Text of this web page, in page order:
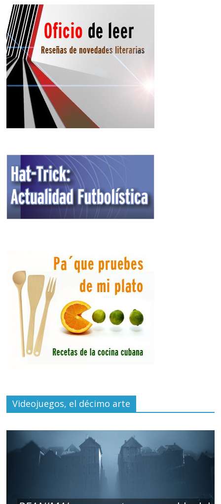
Videojuegos, el décimo arte